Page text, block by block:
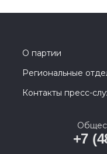
О партии
Региональные
Контакты пресс-
+7